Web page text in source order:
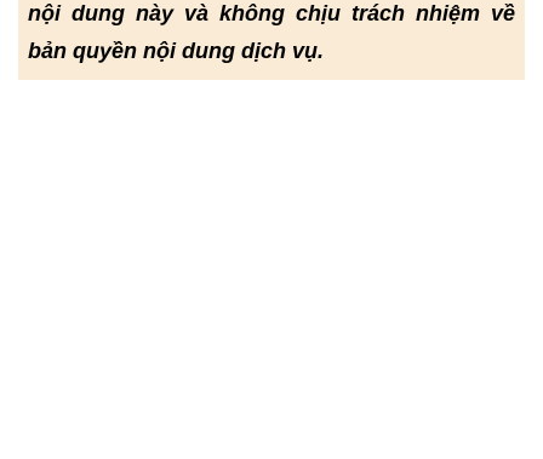
nội dung này và không chịu trách nhiệm về
bản quyền nội dung dịch vụ.